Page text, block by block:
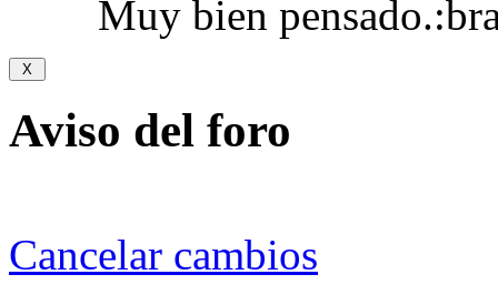
Muy bien
Aviso del foro
Cancelar cambios